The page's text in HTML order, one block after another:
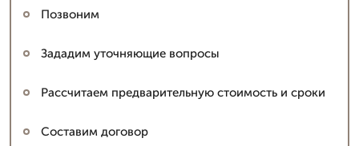
Позвоним
Зададим уточняющие вопросы
Рассчитаем предварительную стоимость и сроки
Составим договор